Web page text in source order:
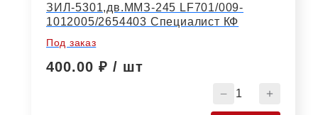
ЗИЛ-5301,дв.ММЗ-245 LF701/009-
1012005/2654403 Специалист КФ
Под заказ
400.00 ₽ / шт
Количество